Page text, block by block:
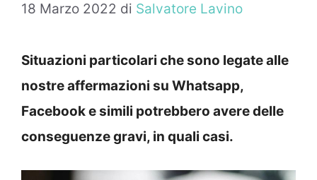
18 Marzo 2022 di Salvatore Lavino
Situazioni particolari che sono legate alle
nostre affermazioni su Whatsapp,
Facebook e simili potrebbero avere delle
conseguenze gravi, in quali casi.